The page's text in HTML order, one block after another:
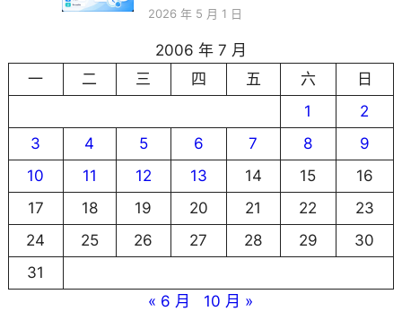
2026 年 5 月 1 日
2006 年 7 月
一
二 三 四 五 六
日
1
2
3
4 5 6 7 8
9
10
11 12 13 14 15
16
17
18 19 20 21 22
23
24
25 26 27 28 29
30
31
« 6 月
10 月 »